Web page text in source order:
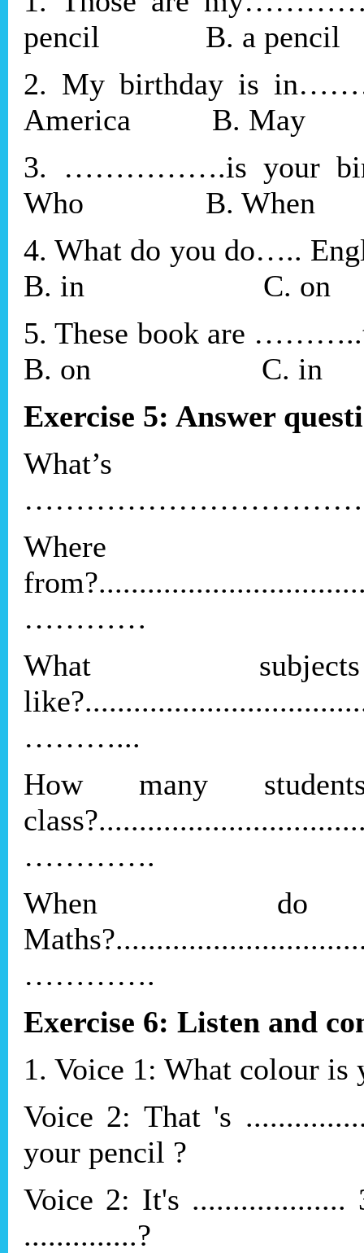
pencil B. a
2. My
America B. May
3. …………….is
Who B. When
4. What do you
B. in C. on
5. These book
B. on C. in
Exercise 5: Answer
What’s
…………
What
………...
How many
………….
When
………….
Exercise 6: Listen and
1. Voice 1: What colour is
Voice 2: That 's
your pencil ?
Voice 2: It's
..............?